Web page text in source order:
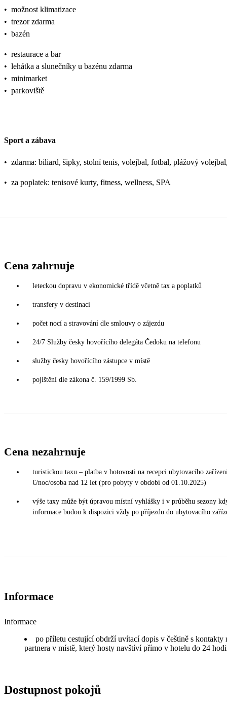
• možnost klimatizace
• trezor zdarma
• bazén
• restaurace a bar
• lehátka a slunečníky u bazénu zdarma
• minimarket
• parkoviště
Sport a zábava
• zdarma: biliard, šipky, stolní tenis, volejbal, fotbal, plážový
• za poplatek: tenisové kurty, fitness, wellness, SPA
Cena zahrnuje
leteckou dopravu v ekonomické třídě včetně tax a poplatků
transfery v destinaci
počet nocí a stravování dle smlouvy o zájezdu
24/7 Služby česky hovořícího delegáta Čedoku na telefonu
služby česky hovořícího zástupce v místě
pojištění dle zákona č. 159/1999 Sb.
Cena nezahrnuje
turistickou taxu – platba v hotovosti na recepci ubytovacího
€/noc/osoba nad 12 let (pro pobyty v období od 01.10.2025)
výše taxy může být úpravou místní vyhlášky i v průběhu sezony
informace budou k dispozici vždy po příjezdu do ubytovacího
Informace
Informace
po příletu cestující obdrží uvítací dopis v češtině s kontakty
partnera v místě, který hosty navštíví přímo v hotelu do 24
Dostupnost pokojů